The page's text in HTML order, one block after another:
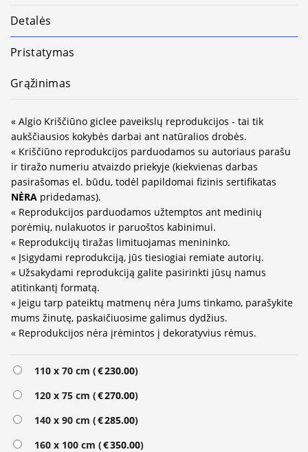
Detalės
Pristatymas
Grąžinimas
« Algio Kriščiūno giclee paveikslų reprodukcijos - tai tik
aukščiausios kokybės darbai ant natūralios drobės.
« Kriščiūno reprodukcijos parduodamos su autoriaus parašu
ir tiražo numeriu atvaizdo priekyje (kiekvienas darbas
pasirašomas el. būdu, todėl papildomai fizinis sertifikatas
NĖRA pridedamas).
« Reprodukcijos parduodamos užtemptos ant medinių
porėmių, nulakuotos ir paruoštos kabinimui.
« Reprodukcijų tiražas limituojamas menininko.
« Įsigydami reprodukciją, jūs tiesiogiai remiate autorių.
« Užsakydami reprodukciją galite pasirinkti jūsų namus
atitinkantį formatą.
« Jeigu tarp pateiktų matmenų nėra Jums tinkamo, parašykite
mums žinutę, paskaičiuosime galimus dydžius.
« Reprodukcijos nėra įrėmintos į dekoratyvius rėmus.
110 x 70 cm (€230.00)
120 x 75 cm (€270.00)
140 x 90 cm (€285.00)
160 x 100 cm (€350.00)
Alternative: